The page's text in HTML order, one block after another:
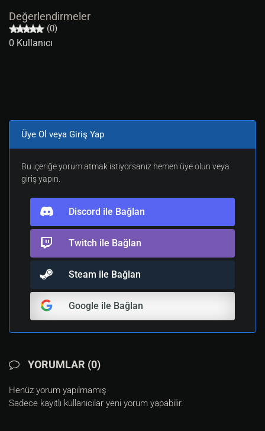
Değerlendirmeler
(0)
0 Kullanıcı
Üye Ol veya Giriş Yap
Bu içeriğe yorum atmak istiyorsanız hemen üye olun veya
giriş yapın.
Discord ile Bağlan
Twitch ile Bağlan
Steam ile Bağlan
Google ile Bağlan
YORUMLAR (0)
Henüz yorum yapılmamış
Sadece kayıtlı kullanıcılar yeni yorum yapabilir.